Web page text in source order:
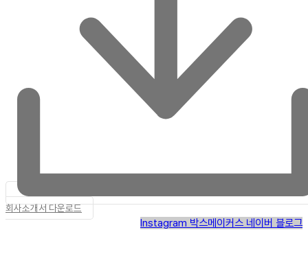
회사소개서 다운로드
Instagram 박스메이커스 네이버 블로그